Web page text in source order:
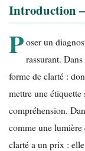
Introduction
Poser un
rassurant.
forme de clarté :
mettre une étiquette
compréhension.
comme une
clarté a un prix :